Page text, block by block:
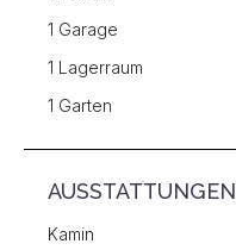
1 Garage
1 Lagerraum
1 Garten
AUSSTATTUNGEN
Kamin